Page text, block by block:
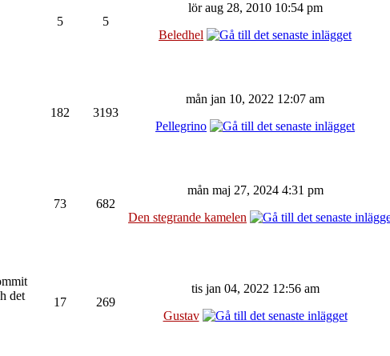
5 5
lör aug 28, 2010 10:54 pm
Beledhel
182 3193
mån jan 10, 2022 12:07 am
Pellegrino
73 682
mån maj 27, 2024 4:31 pm
Den stegrande kamelen
det
17 269
tis jan 04, 2022 12:56 am
Gustav